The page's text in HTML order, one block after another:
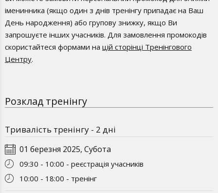
Курс складається з 5 сегментів, кожен сегмент – 2 дні
Навчання відбувається у суботу та неділю з 10:00 до 18:00
Формат навчання: очно у Києві + онлайн
Перерва між сегментами 3-4 тижні
іменинника (якщо один з днів тренінгу припадає на Ваш
День народження) або групову знижку, якщо Ви
запрошуєте інших учасників. Для замовлення промокодів
скористайтеся формами на цій сторінці Тренінгового
Центру.
Розклад тренінгу
Тривалість тренінгу - 2 дні
01 березня 2025, Субота
09:30 - 10:00 - реєстрація учасників
10:00 - 18:00 - тренінг